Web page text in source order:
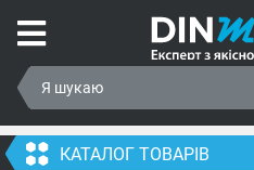
КАТАЛОГ ТОВАРІВ